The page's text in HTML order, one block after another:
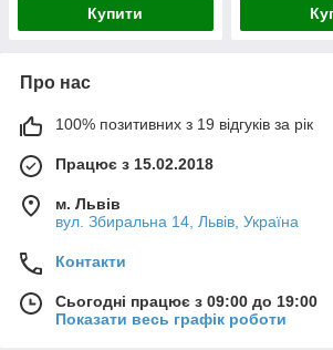
Купити
Про нас
100% позитивних з 19 відгуків за рік
Працює з 15.02.2018
м. Львів
вул. Збиральна 14, Львів, Україна
Контакти
Сьогодні працює з 09:00 до 19:00
Показати весь графік роботи